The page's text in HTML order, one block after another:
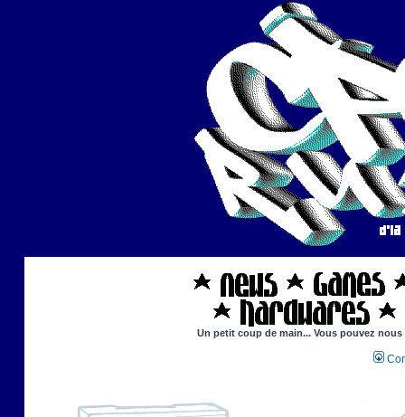
Un petit coup de main... Vous pouvez